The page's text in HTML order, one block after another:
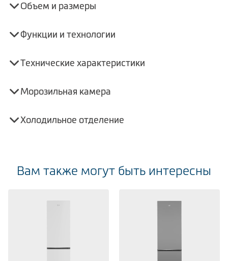
Объем и размеры
Функции и технологии
Технические характеристики
Морозильная камера
Холодильное отделение
Вам также могут быть интересны